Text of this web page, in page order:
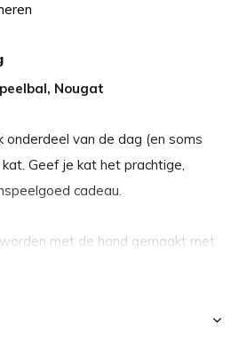
Nougat
onderdeel van de dag (en soms
Geef je kat het prachtige,
cadeau.
met de hand gemaakt met
detail. Elk kattenspeeltje is
en het zorgvuldig gekozen
grijpen met zijn